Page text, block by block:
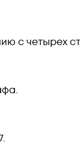
с четырех